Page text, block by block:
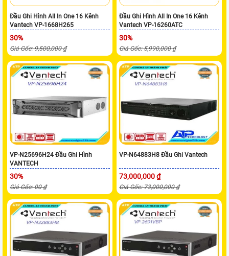
Đầu Ghi Hình All In One 16 Kênh
Vantech VP-1668H265
30%
Giá Gốc: 9,500,000 ₫
Đầu Ghi Hình All In One 16 Kênh
Vantech VP-16260ATC
30%
Giá Gốc: 5,990,000 ₫
VP-N25696H24 Đầu Ghi Hình
VANTECH
30%
Giá Gốc: 00 ₫
VP-N64883H8 Đầu Ghi Vantech
73,000,000 ₫
Giá Gốc: 73,000,000 ₫